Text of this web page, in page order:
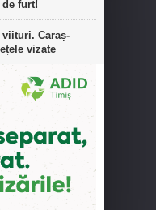
furt!
viituri. Caraș-
vizate